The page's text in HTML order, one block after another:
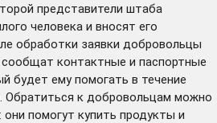
представители штаба
человека и вносят его
обработки заявки добровольцы
сообщат контактные и паспортные
будет ему помогать в течение
Обратиться к добровольцам можно
помогут купить продукты и